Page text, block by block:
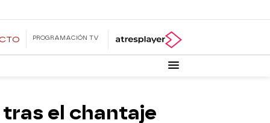
PROGRAMACIÓN TV
tras el chantaje